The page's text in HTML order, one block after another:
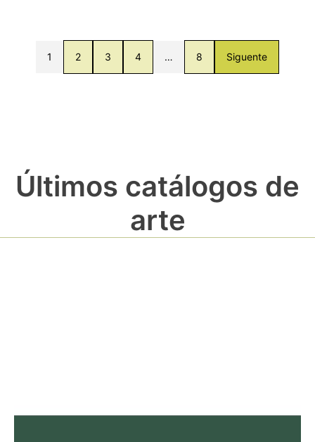
1 2 3 4 … 8 Siguente
Últimos catálogos de
arte